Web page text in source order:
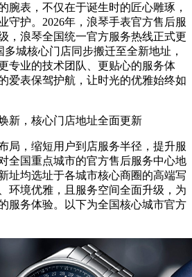
腕表，不仅在于诞生时的匠心雕琢，
守护。2026年，浪琴手表官方售后服
，浪琴全国统一官方服务热线正式更
多城核心门店同步搬迁至全新地址，
专业的技术团队、更贴心的服务体
爱表保驾护航，让时光的优雅始终如
新，核心门店地址全面更新
局，缩短用户到店服务半径，提升服
全国重点城市的官方售后服务中心地
址均选址于各城市核心商圈的高端写
环境优雅，且服务空间全面升级，为
服务体验。以下为全国核心城市官方